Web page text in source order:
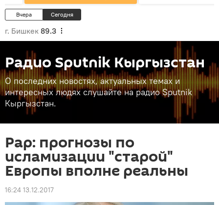
Вчера Сегодня
г. Бишкек 89.3
Радио Sputnik Кыргызстан
О последних новостях, актуальных темах и
интересных людях слушайте на радио Sputnik
Кыргызстан.
Рар: прогнозы по
исламизации "старой"
Европы вполне реальны
16:24 13.12.2017